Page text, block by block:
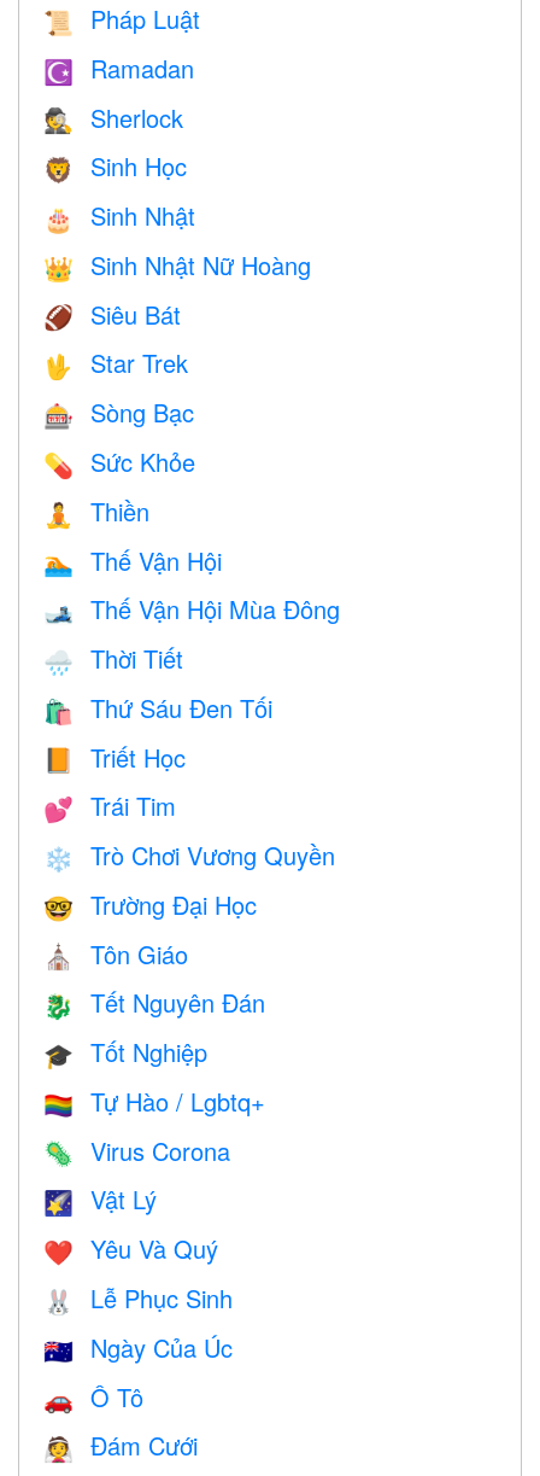
📜 Pháp Luật
☪️ Ramadan
🕵️ Sherlock
🦁 Sinh Học
🎂 Sinh Nhật
👑 Sinh Nhật Nữ Hoàng
🏈 Siêu Bát
🖖 Star Trek
🎰 Sòng Bạc
💊 Sức Khỏe
🧘 Thiền
🏊 Thế Vận Hội
🎿 Thế Vận Hội Mùa Đông
🌧 Thời Tiết
🛍 Thứ Sáu Đen Tối
📙 Triết Học
💕 Trái Tim
❄️ Trò Chơi Vương Quyền
🤓 Trường Đại Học
⛪️ Tôn Giáo
🐉 Tết Nguyên Đán
🎓 Tốt Nghiệp
🏳️‍🌈 Tự Hào / Lgbtq+
🦠 Virus Corona
🌠 Vật Lý
❤️️ Yêu Và Quý
🐰 Lễ Phục Sinh
🇦🇺 Ngày Của Úc
🚗 Ô Tô
👰 Đám Cưới